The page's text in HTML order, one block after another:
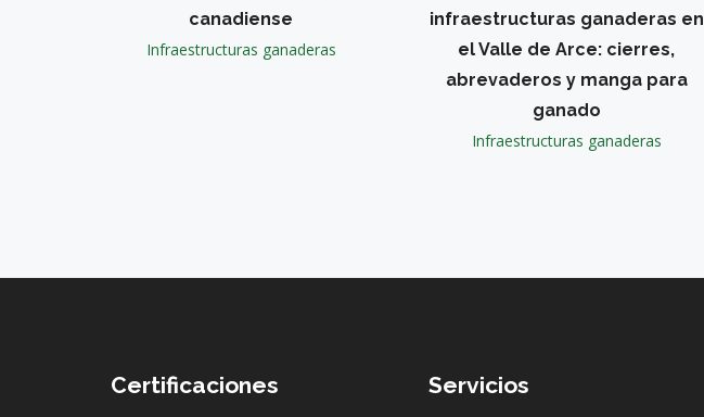
canadiense
Infraestructuras ganaderas
infraestructuras ganaderas en
el Valle de Arce: cierres,
abrevaderos y manga para
ganado
Infraestructuras ganaderas
Certificaciones Servicios